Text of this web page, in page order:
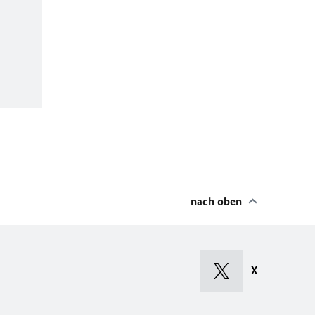
nach oben
X